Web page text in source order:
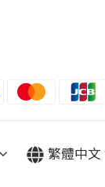
繁體中文